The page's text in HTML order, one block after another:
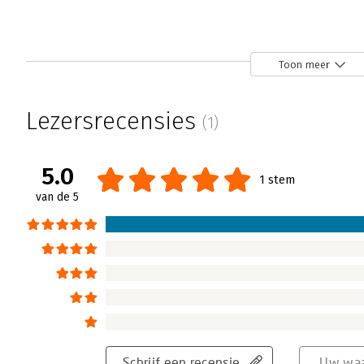
Toon meer
Lezersrecensies (1)
5.0
van de 5
1 stem